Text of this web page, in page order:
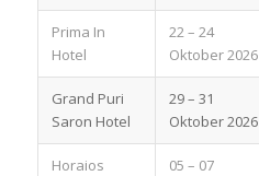
Prima In
Hotel
22 – 24
Oktober 2026
Grand Puri
Saron Hotel
29 – 31
Oktober 2026
Horaios
05 – 07